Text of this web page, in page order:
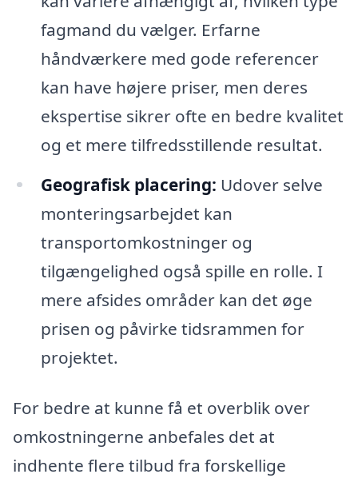
fagmand du vælger. Erfarne
håndværkere med gode referencer
kan have højere priser, men deres
ekspertise sikrer ofte en bedre kvalitet
og et mere tilfredsstillende resultat.
Geografisk placering: Udover selve
monteringsarbejdet kan
transportomkostninger og
tilgængelighed også spille en rolle. I
mere afsides områder kan det øge
prisen og påvirke tidsrammen for
projektet.
For bedre at kunne få et overblik over
omkostningerne anbefales det at
indhente flere tilbud fra forskellige